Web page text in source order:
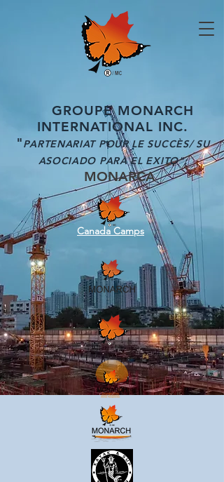
GROUPE MONARCH
INTERNATIONAL INC.
"PARTENARIAT POUR LE SUCCÈS/ SU
ASOCIADO PARA EL EXITO";
MONARCA
Canada Camps